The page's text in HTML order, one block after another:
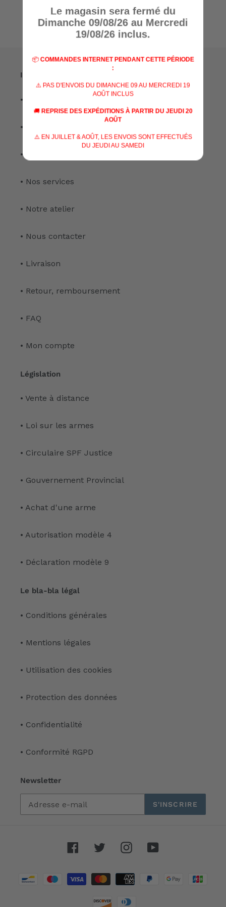
Informations
• A propos de nous
• Nos marques
• Nos spécialisations
• Nos services
• Notre atelier
• Nous contacter
• Livraison
• Retour, remboursement
• FAQ
• Mon compte
Législation
• Vente à distance
• Loi sur les armes
• Circulaire SPF Justice
• Gouvernement Provincial
• Achat d'une arme
• Autorisation modèle 4
• Déclaration modèle 9
Le bla-bla légal
• Conditions générales
• Mentions légales
• Utilisation des cookies
• Protection des données
• Confidentialité
• Conformité RGPD
Newsletter
S'INSCRIRE
FacebookTwitterInstagram
Moyens
de
paiement
Le magasin sera fermé du
Dimanche 09/08/26 au Mercredi
19/08/26 inclus.
📦 COMMANDES INTERNET PENDANT CETTE PÉRIODE
:
⚠️ PAS D'ENVOIS DU DIMANCHE 09 AU MERCREDI 19
AOÛT INCLUS
🚚 REPRISE DES EXPÉDITIONS À PARTIR DU JEUDI 20
AOÛT
⚠️ EN JUILLET & AOÛT, LES ENVOIS SONT EFFECTUÉS
DU JEUDI AU SAMEDI